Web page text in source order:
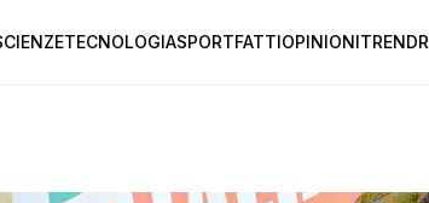
TECNOLOGIASPORTFATTIOPINIONITREND